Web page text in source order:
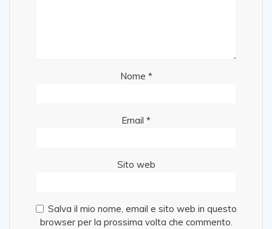
Nome *
Email *
Sito web
Salva il mio nome, email e sito web in questo
browser per la prossima volta che commento.